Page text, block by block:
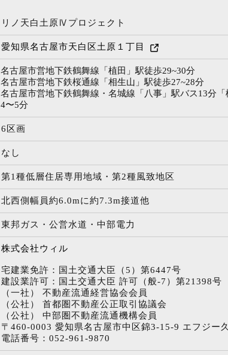
リノ天白土原Ⅳプロジェクト
愛知県名古屋市天白区土原１丁目
名古屋市営地下鉄鶴舞線「植田」駅徒歩29~30分
名古屋市営地下鉄桜通線「相生山」駅徒歩27~28分
名古屋市営地下鉄鶴舞線・名城線「八事」駅バス13分
4〜5分
6区画
なし
第1種低層住居専用地域・第2種風致地区
北西側幅員約6.0mに約7.3m接道他
東邦ガス・公営水道・中部電力
株式会社ウィル
宅建業免許：国土交通大臣（5）第6447号
建設業許可：国土交通大臣 許可（般-7）第21398号
（一社） 不動産流通経営協会会員
（公社） 首都圏不動産公正取引協議会
（公社） 中部圏不動産流通機構会員
〒460-0003 愛知県名古屋市中区錦3-15-9 エフジー
電話番号：052-961-9870